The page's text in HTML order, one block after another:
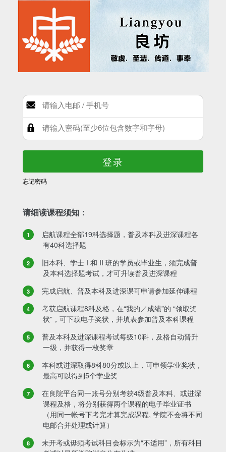
登录
忘记密码
请细读课程须知：
启航课程全部19科选择题，普及本科及进深课程各
有40科选择题
旧本科、学士 I 和 II 班的学员或毕业生，须完成普
及本科选择题考试，才可升读普及进深课程
完成启航、普及本科及进深课可申请参加延伸课程
考获启航课程8科及格，在“我的／成绩”的 “领取奖
状”，可下载电子奖状，并填表参加普及本科课程
普及本科及进深课程考试每级10科，及格自动晋升
一级，并获得一枚奖章
本科或进深取得8科80分或以上，可申领学业奖状，
最高可以得到5个学业奖
在良院平台同一账号分别考获4级普及本科、或进深
课程及格，将分别获得两个课程的电子毕业证书
（用同一帐号下考完才算完成课程, 学院不会将不同
电邮合并处理或计算）
未开考或毋须考试科目会标示为“不适用”，所有科目